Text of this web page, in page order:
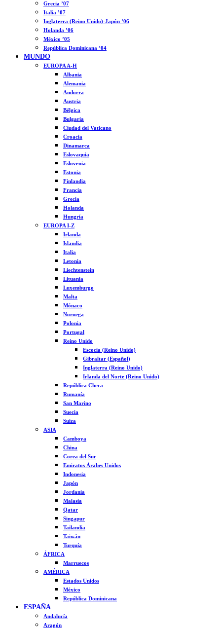
Grecia ’07
Italia ’07
Inglaterra (Reino Unido)-Japón ’06
Holanda ’06
México ’05
República Dominicana ’04
MUNDO
EUROPA A-H
Albania
Alemania
Andorra
Austria
Bélgica
Bulgaria
Ciudad del Vaticano
Croacia
Dinamarca
Eslovaquia
Eslovenia
Estonia
Finlandia
Francia
Grecia
Holanda
Hungría
EUROPA I-Z
Irlanda
Islandia
Italia
Letonia
Liechtenstein
Lituania
Luxemburgo
Malta
Mónaco
Noruega
Polonia
Portugal
Reino Unido
Escocia (Reino Unido)
Gibraltar (Español)
Inglaterra (Reino Unido)
Irlanda del Norte (Reino Unido)
República Checa
Rumanía
San Marino
Suecia
Suiza
ASIA
Camboya
China
Corea del Sur
Emiratos Árabes Unidos
Indonesia
Japón
Jordania
Malasia
Qatar
Singapur
Tailandia
Taiwán
Turquía
ÁFRICA
Marruecos
AMÉRICA
Estados Unidos
México
República Dominicana
ESPAÑA
Andalucía
Aragón